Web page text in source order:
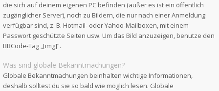
die sich auf deinem eigenen PC befinden (außer es ist ein öffentlich
zugänglicher Server), noch zu Bildern, die nur nach einer Anmeldung
verfügbar sind, z. B. Hotmail- oder Yahoo-Mailboxen, mit einem
Passwort geschützte Seiten usw. Um das Bild anzuzeigen, benutze den
BBCode-Tag „[img]“.
Was sind globale Bekanntmachungen?
Globale Bekanntmachungen beinhalten wichtige Informationen,
deshalb solltest du sie so bald wie möglich lesen. Globale